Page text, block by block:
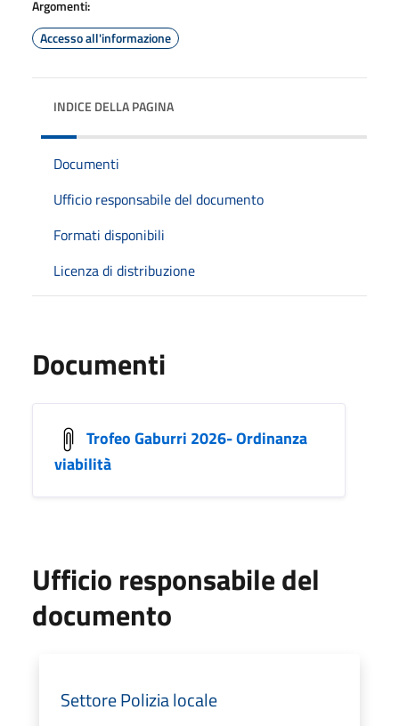
Argomenti:
Accesso all'informazione
INDICE DELLA PAGINA
Documenti
Ufficio responsabile del documento
Formati disponibili
Licenza di distribuzione
Documenti
Trofeo Gaburri 2026- Ordinanza
viabilità
Ufficio responsabile del
documento
Settore Polizia locale